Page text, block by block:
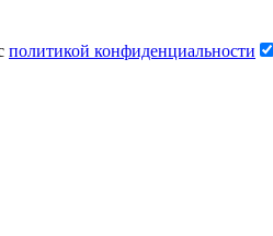
политикой конфиденциальности